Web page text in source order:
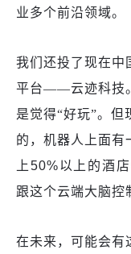
业多个前沿领域。
我们还投了现在中
平台——云迹科技
是觉得“好玩”。但
的，机器人上面有
上 50%以上的酒店
跟这个云端大脑控
在未来， 可能会有